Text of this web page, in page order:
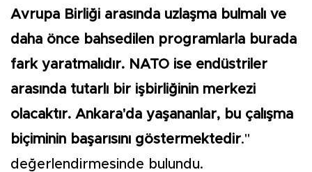
Avrupa Birliği arasında uzlaşma bulmalı ve
daha önce bahsedilen programlarla burada
fark yaratmalıdır. NATO ise endüstriler
arasında tutarlı bir işbirliğinin merkezi
olacaktır. Ankara'da yaşananlar, bu çalışma
biçiminin başarısını göstermektedir."
değerlendirmesinde bulundu.